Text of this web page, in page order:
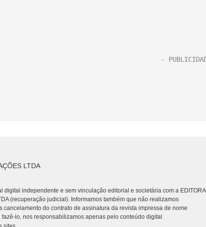
LTDA
digital independente e sem vinculação editorial e societária com a EDITORA
(recuperação judicial). Informamos também que não realizamos
cancelamento do contrato de assinatura da revista impressa de nome
fazê-lo, nos responsabilizamos apenas pelo conteúdo digital